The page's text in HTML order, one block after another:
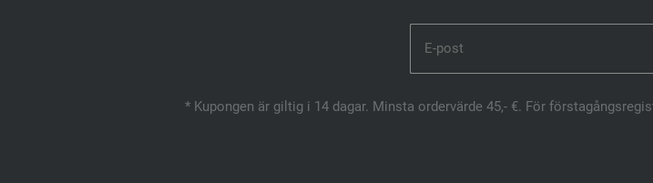
* Kupongen är giltig i 14 dagar. Minsta ordervärde 45,- €. För